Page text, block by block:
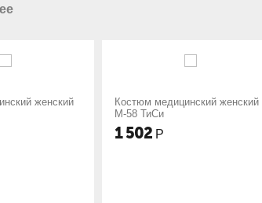
медицинский женский
Костюм